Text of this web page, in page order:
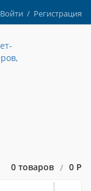
Войти / Регистрация
0 товаров / 0 Р